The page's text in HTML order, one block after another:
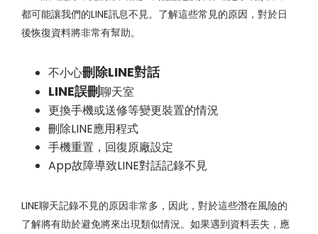
都可能讓我們的LINE訊息不見。了解這些常見的原因，對於日
後恢復資料將非常有幫助。
不小心刪除LINE對話
LINE誤刪聊天室
更換手機或送修等變更裝置的情況
刪除LINE應用程式
手機重置，回復原廠設定
App故障導致LINE對話記錄不見
LINE聊天記錄不見的原因非常多，因此，對於這些潛在風險的
了解將有助於避免將來出現類似情況。如果遇到資料丟失，應